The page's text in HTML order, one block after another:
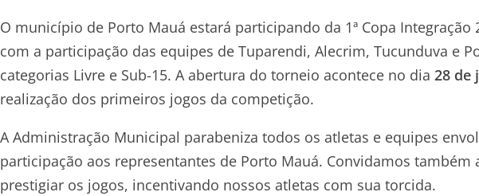
O município de Porto Mauá estará participando da 1ª Copa
com a participação das equipes de Tuparendi, Alecrim, Tucunduva e
categorias Livre e Sub-15. A abertura do torneio acontece no dia 28 de
realização dos primeiros jogos da competição.
A Administração Municipal parabeniza todos os atletas e equipes
participação aos representantes de Porto Mauá. Convidamos
prestigiar os jogos, incentivando nossos atletas com sua torcida.